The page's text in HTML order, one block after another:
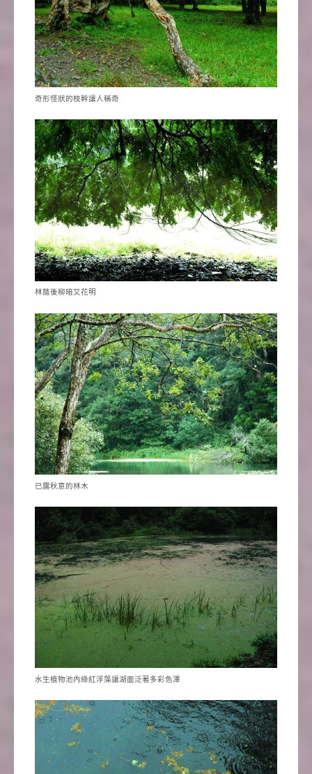
奇形怪狀的枝幹讓人稱奇
林蔭後柳暗又花明
已露秋意的林木
水生植物池內綠紅浮藻讓湖面泛著多彩色澤